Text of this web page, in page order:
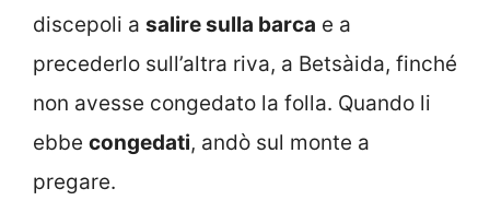
discepoli a salire sulla barca e a
precederlo sull’altra riva, a Betsàida, finché
non avesse congedato la folla. Quando li
ebbe congedati, andò sul monte a
pregare.